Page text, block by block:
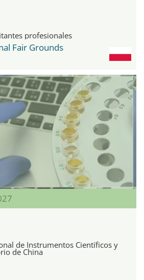
profesionales
Fair Grounds
de Instrumentos Científicos y
de China